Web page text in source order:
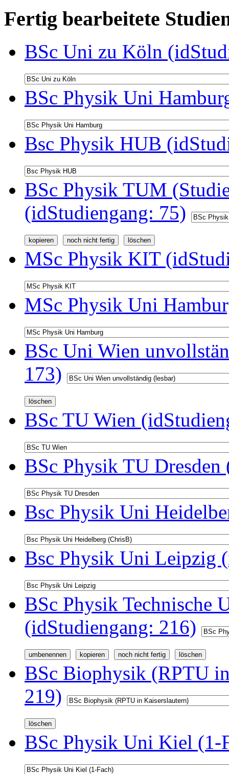
Fertig bearbeitete
BSc Uni zu Köln
BSc Physik Uni
Bsc Physik HUB
BSc Physik TUM
(idStudiengang: 75)
MSc Physik KIT
MSc Physik Uni
BSc Uni Wien
173)
BSc TU Wien
BSc Physik TU
Bsc Physik Uni
Bsc Physik Uni Leipzig
BSc Physik Technische
(idStudiengang: 216)
BSc Biophysik (RPTU
219)
BSc Physik Uni Kiel (1-